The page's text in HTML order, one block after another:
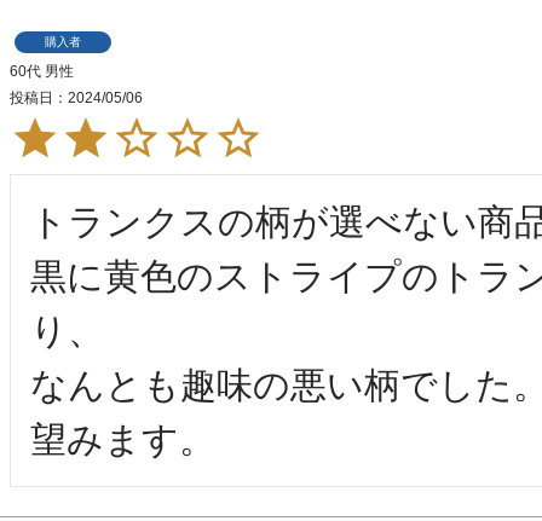
購入者
60代 男性
投稿日
2024/05/06
トランクスの柄が選べない商
黒に黄色のストライプのトラ
り、
なんとも趣味の悪い柄でした
望みます。